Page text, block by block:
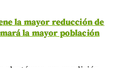
la mayor reducción de
la mayor población